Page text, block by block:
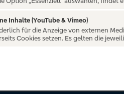
Inhalte (YouTube & Vimeo)
für die Anzeige von externen
Cookies setzen. Es gelten die